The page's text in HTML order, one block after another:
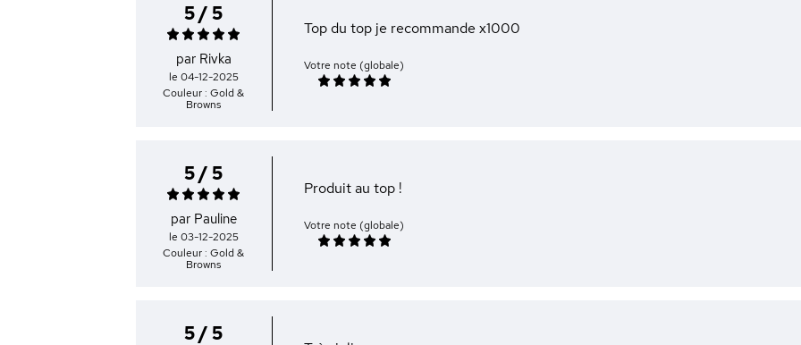
5 / 5
par Rivka
le 04-12-2025
Couleur : Gold &
Browns
Top du top je recommande x1000
Votre note (globale)
5 / 5
par Pauline
le 03-12-2025
Couleur : Gold &
Browns
Produit au top !
Votre note (globale)
5 / 5